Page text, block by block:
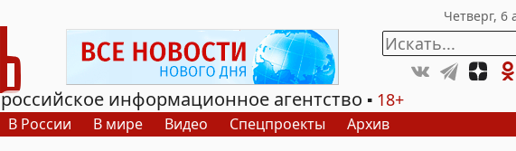
российское информационное агентство
18+
В России В мире Видео Спецпроекты Архив